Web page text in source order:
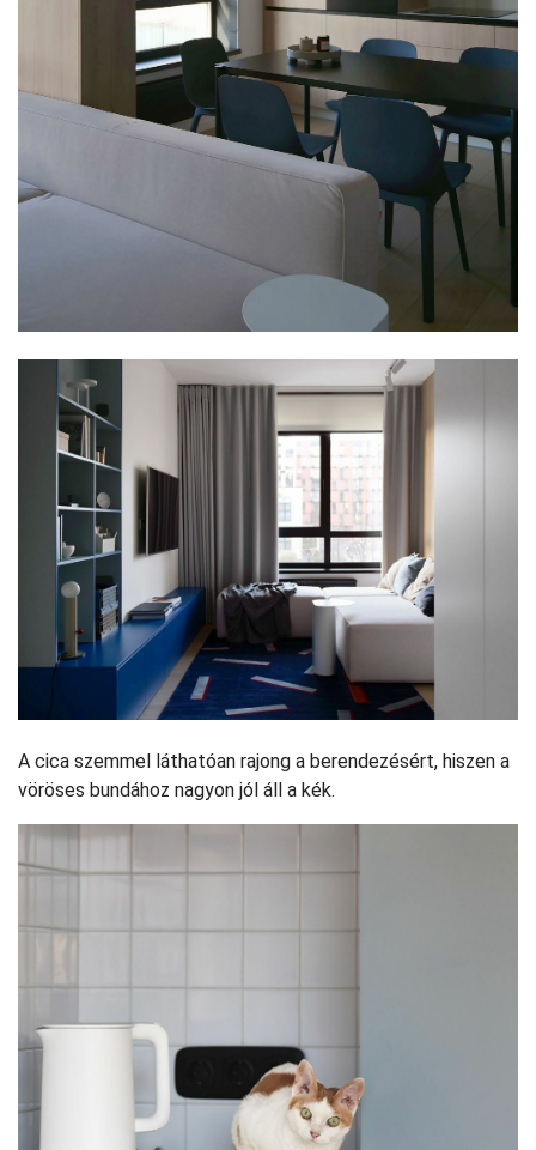
A cica szemmel láthatóan rajong a berendezésért, hiszen a
vöröses bundához nagyon jól áll a kék.